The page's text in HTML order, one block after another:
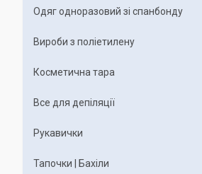
Одяг одноразовий зі спанбонду
Вироби з поліетилену
Косметична тара
Все для депіляції
Рукавички
Тапочки | Бахіли